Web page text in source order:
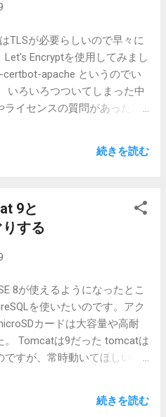
はないようです。IFTTT側で
のブラウザで開くと
てみます。 前提条件(制限事
画面が使える状態でしかNFC
。 数回操作があります。 ブ
面倒です。 IFTTTのWebhooks
ようなのでどこに何があるの
だと、IFTTTサイトの
いので Receive a web
ト名を入力します。(Step 2
ンなどを選択します (Step 5
をつけて確認してFinish (Step
TLSが必要らしいので早々に
Encryptを使用してみまし
apache というのでい
いろいろつついてしまった中
イセンスの質問があった気
How would you like to
(Apacheのプラグイン使
(standalone) (仮の独立
のrootディレクトリにファ
肢、サーバを止められるな
とりあえず2と3で試してみ
れとは別でDNSを使うと取
ート80を使っているサーバ
# service tomcat9 stop を先
に各種ファイルを作っ
続きを読む
9と
する
8が使えるようになったとこ
を使いたいのです。アク
カードは大容量や高耐
。 Tomcatは9だった tomcatは
すが、常時動いてほしいの
。 # apt-get install tomcat9
admin も入れてみるとい
続きを読む